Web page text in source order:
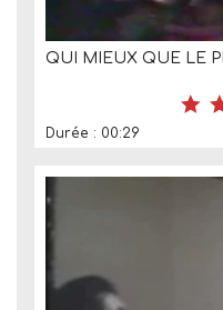
QUI MIEUX QUE LE
Durée : 00:29